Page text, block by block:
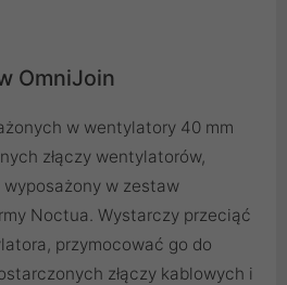
OmniJoin
w wentylatory 40 mm
złączy wentylatorów,
w zestaw
Noctua. Wystarczy przeciąć
przymocować go do
złączy kablowych i